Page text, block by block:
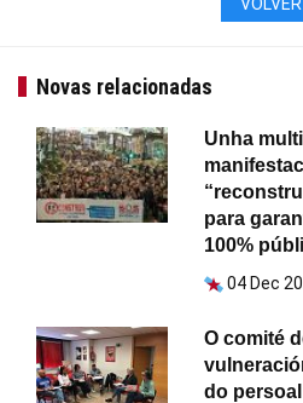
Novas relacionadas
Unha
para
100%
04 Dec
O comité
do